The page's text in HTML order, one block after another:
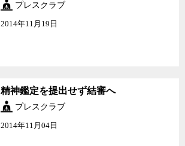
プレスクラブ
2014年11月19日
精神鑑定を提出せず結審へ
プレスクラブ
2014年11月04日